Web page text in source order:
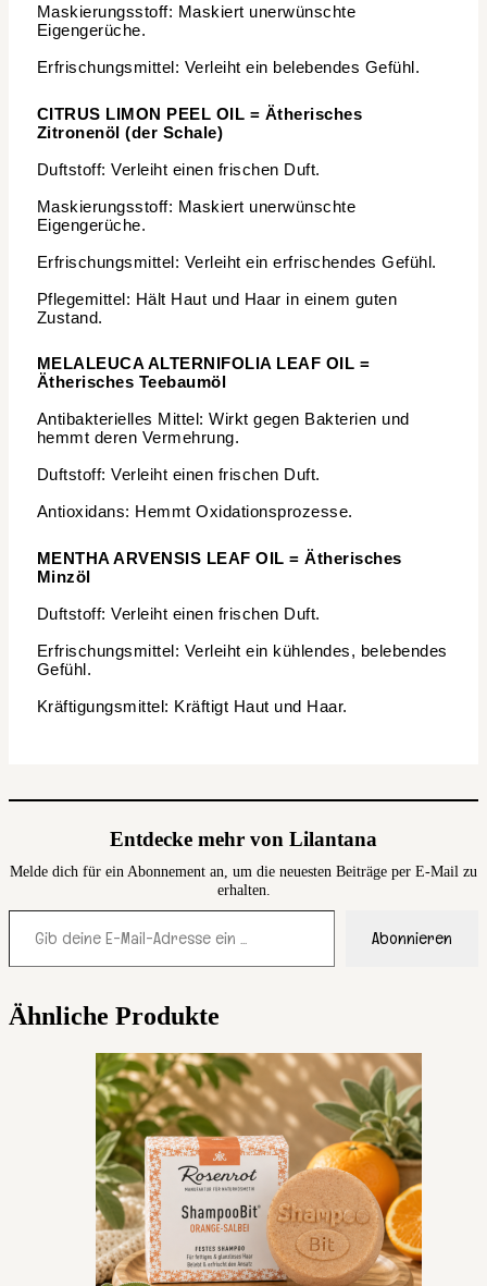
Maskierungsstoff: Maskiert unerwünschte
Eigengerüche.
Erfrischungsmittel: Verleiht ein belebendes Gefühl.
CITRUS LIMON PEEL OIL = Ätherisches
Zitronenöl (der Schale)
Duftstoff: Verleiht einen frischen Duft.
Maskierungsstoff: Maskiert unerwünschte
Eigengerüche.
Erfrischungsmittel: Verleiht ein erfrischendes Gefühl.
Pflegemittel: Hält Haut und Haar in einem guten
Zustand.
MELALEUCA ALTERNIFOLIA LEAF OIL =
Ätherisches Teebaumöl
Antibakterielles Mittel: Wirkt gegen Bakterien und
hemmt deren Vermehrung.
Duftstoff: Verleiht einen frischen Duft.
Antioxidans: Hemmt Oxidationsprozesse.
MENTHA ARVENSIS LEAF OIL = Ätherisches
Minzöl
Duftstoff: Verleiht einen frischen Duft.
Erfrischungsmittel: Verleiht ein kühlendes, belebendes
Gefühl.
Kräftigungsmittel: Kräftigt Haut und Haar.
Entdecke mehr von Lilantana
Melde dich für ein Abonnement an, um die neuesten Beiträge per E-Mail zu
erhalten.
Gib deine E-Mail-Adresse ein ...
Abonnieren
Ähnliche Produkte